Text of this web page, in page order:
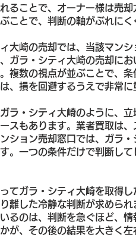
ることで、オーナー様は売
ことで、判断の軸がぶれにく
大崎の売却では、当該マン
ガラ・シティ大崎の売却に
複数の視点が並ぶことで、
、損を回避するうえで非常に
ラ・シティ大崎のように、
スもあります。業者買取は
ション売却窓口では、ガラ
。一つの条件だけで判断し
てガラ・シティ大崎を取得
離した冷静な判断が求めら
るのは、判断を急ぐほど、
が、その後の結果を大きく左